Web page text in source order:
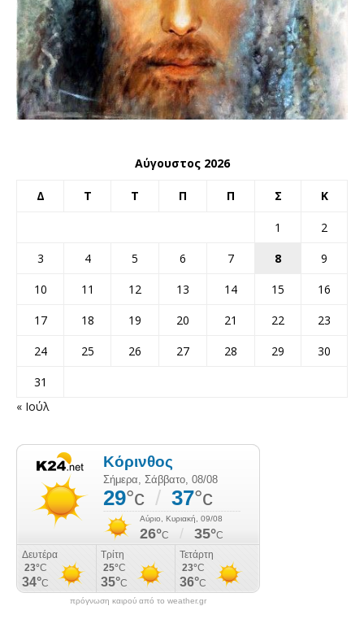
Αύγουστος 2026
Δ Τ Τ Π Π Σ Κ
1
2
3
4 5 6 7 8
9
10
11 12 13 14 15
16
17
18 19 20 21 22
23
24
25 26 27 28 29
30
31
« Ιούλ
πρόγνωση καιρού από το weather.gr